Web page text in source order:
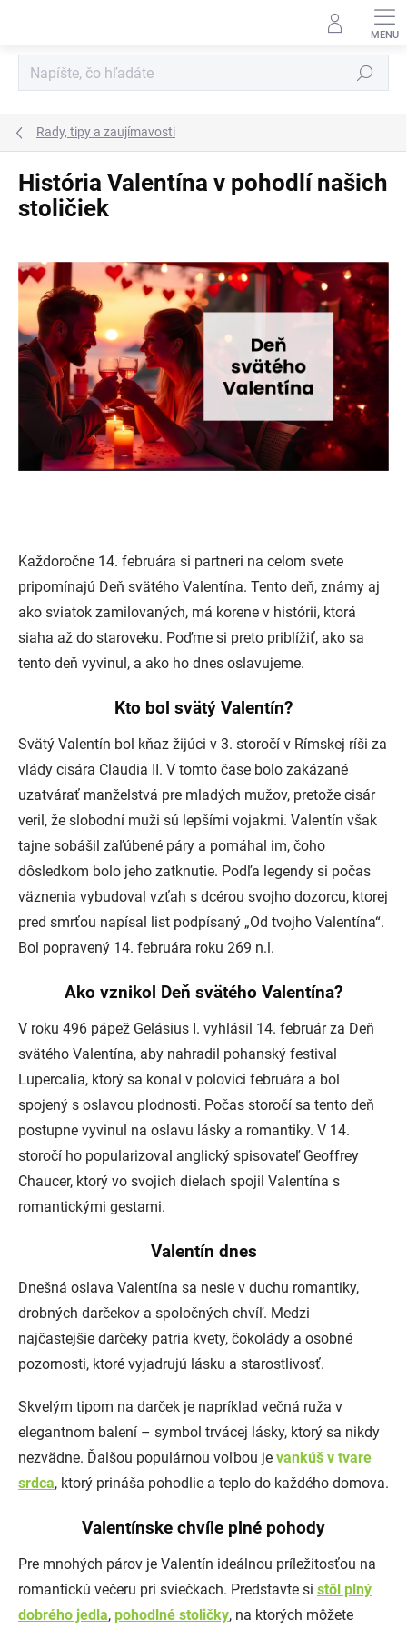
Hľadať
Rady, tipy a zaujímavosti
História Valentína v pohodlí našich
stoličiek
Každoročne 14. februára si partneri na celom svete
pripomínajú Deň svätého Valentína. Tento deň, známy aj
ako sviatok zamilovaných, má korene v histórii, ktorá
siaha až do staroveku. Poďme si preto priblížiť, ako sa
tento deň vyvinul, a ako ho dnes oslavujeme.
Kto bol svätý Valentín?
Svätý Valentín bol kňaz žijúci v 3. storočí v Rímskej ríši za
vlády cisára Claudia II. V tomto čase bolo zakázané
uzatvárať manželstvá pre mladých mužov, pretože cisár
veril, že slobodní muži sú lepšími vojakmi. Valentín však
tajne sobášil zaľúbené páry a pomáhal im, čoho
dôsledkom bolo jeho zatknutie. Podľa legendy si počas
väznenia vybudoval vzťah s dcérou svojho dozorcu, ktorej
pred smrťou napísal list podpísaný „Od tvojho Valentína“.
Bol popravený 14. februára roku 269 n.l.
Ako vznikol Deň svätého Valentína?
V roku 496 pápež Gelásius I. vyhlásil 14. február za Deň
svätého Valentína, aby nahradil pohanský festival
Lupercalia, ktorý sa konal v polovici februára a bol
spojený s oslavou plodnosti. Počas storočí sa tento deň
postupne vyvinul na oslavu lásky a romantiky. V 14.
storočí ho popularizoval anglický spisovateľ Geoffrey
Chaucer, ktorý vo svojich dielach spojil Valentína s
romantickými gestami.
Valentín dnes
Dnešná oslava Valentína sa nesie v duchu romantiky,
drobných darčekov a spoločných chvíľ. Medzi
najčastejšie darčeky patria kvety, čokolády a osobné
pozornosti, ktoré vyjadrujú lásku a starostlivosť.
Skvelým tipom na darček je napríklad večná ruža v
elegantnom balení – symbol trvácej lásky, ktorý sa nikdy
nezvädne. Ďalšou populárnou voľbou je vankúš v tvare
srdca, ktorý prináša pohodlie a teplo do každého domova.
Valentínske chvíle plné pohody
Pre mnohých párov je Valentín ideálnou príležitosťou na
romantickú večeru pri sviečkach. Predstavte si stôl plný
dobrého jedla, pohodlné stoličky, na ktorých môžete